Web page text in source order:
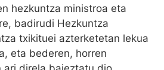
hezkuntza ministroa eta
badirudi Hezkuntza
txikituei azterketetan lekua
eta bederen, horren